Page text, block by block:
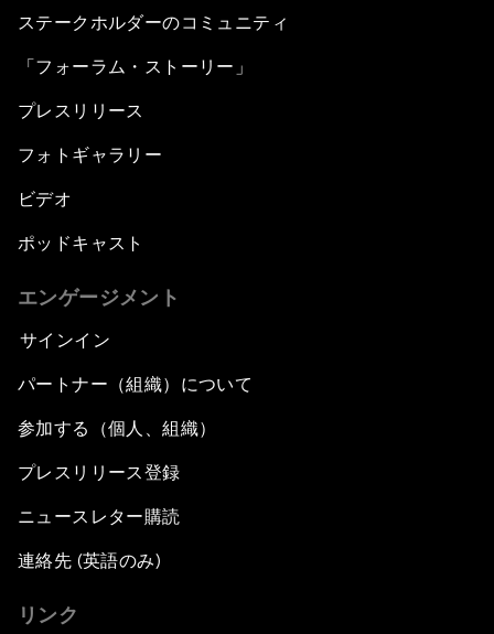
ステークホルダーのコミュニティ
「フォーラム・ストーリー」
プレスリリース
フォトギャラリー
ビデオ
ポッドキャスト
エンゲージメント
サインイン
パートナー（組織）について
参加する（個人、組織）
プレスリリース登録
ニュースレター購読
連絡先 (英語のみ)
リンク